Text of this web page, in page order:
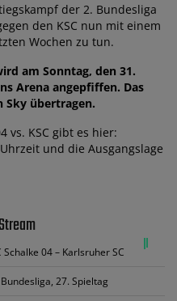
der 2. Bundesliga
den KSC nun mit einem
Wochen zu tun.
am Sonntag, den 31.
Arena angepfiffen. Das
Sky übertragen.
vs. KSC gibt es hier:
und die Ausgangslage
Schalke 04 – Karlsruher SC
27. Spieltag